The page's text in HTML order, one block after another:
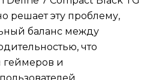
решает эту проблему,
баланс между
что
геймеров и